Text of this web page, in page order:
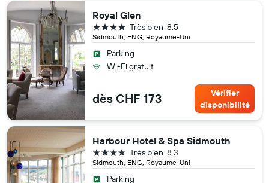
Royal Glen
Sidmouth, ENG, Royaume-Uni
8.5
Très bien
4 étoiles
Parking
Wi-Fi gratuit
dès CHF 173
Vérifier
disponibilité
Harbour Hotel & Spa Sidmouth
Sidmouth, ENG, Royaume-Uni
8.3
Très bien
4 étoiles
Parking